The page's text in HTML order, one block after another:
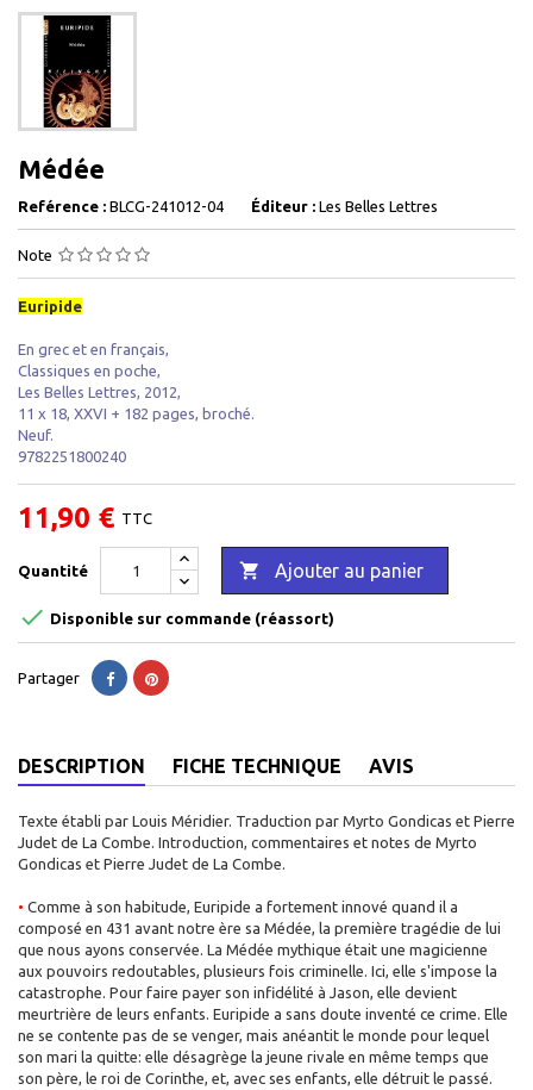
Médée
Reférence : BLCG-241012-04 Éditeur : Les Belles Lettres
Note
Euripide
En grec et en français,
Classiques en poche,
Les Belles Lettres, 2012,
11 x 18, XXVI + 182 pages, broché.
Neuf.
9782251800240
11,90 € TTC
Quantité  Ajouter au panier
 Disponible sur commande (réassort)
Partager
DESCRIPTION FICHE TECHNIQUE AVIS
Texte établi par Louis Méridier. Traduction par Myrto Gondicas et Pierre
Judet de La Combe. Introduction, commentaires et notes de Myrto
Gondicas et Pierre Judet de La Combe.
• Comme à son habitude, Euripide a fortement innové quand il a
composé en 431 avant notre ère sa Médée, la première tragédie de lui
que nous ayons conservée. La Médée mythique était une magicienne
aux pouvoirs redoutables, plusieurs fois criminelle. Ici, elle s'impose la
catastrophe. Pour faire payer son infidélité à Jason, elle devient
meurtrière de leurs enfants. Euripide a sans doute inventé ce crime. Elle
ne se contente pas de se venger, mais anéantit le monde pour lequel
son mari la quitte: elle désagrège la jeune rivale en même temps que
son père, le roi de Corinthe, et, avec ses enfants, elle détruit le passé.